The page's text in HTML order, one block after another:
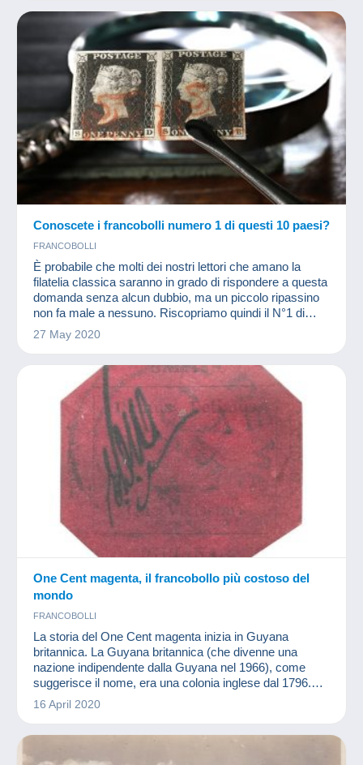
Conoscete i francobolli numero 1 di questi 10 paesi?
FRANCOBOLLI
È probabile che molti dei nostri lettori che amano la
filatelia classica saranno in grado di rispondere a questa
domanda senza alcun dubbio, ma un piccolo ripassino
non fa male a nessuno. Riscopriamo quindi il N°1 di
questi paesi secondo il catalogo Yvert e Tellier.
27 May 2020
One Cent magenta, il francobollo più costoso del
mondo
FRANCOBOLLI
La storia del One Cent magenta inizia in Guyana
britannica. La Guyana britannica (che divenne una
nazione indipendente dalla Guyana nel 1966), come
suggerisce il nome, era una colonia inglese dal 1796.
Questo territorio è l'unico Stato del Commonwealth in
Sud America.
16 April 2020